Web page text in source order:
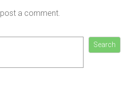
a comment.
Search